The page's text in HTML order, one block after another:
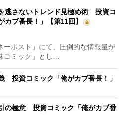
を逃さないトレンド見極め術 投資コ
カブ番長！」【第11回】
ポスト」にて、圧倒的な情報量が
コミック」とし…
投資コミック「俺がカブ番長！」
の極意 投資コミック「俺がカブ番